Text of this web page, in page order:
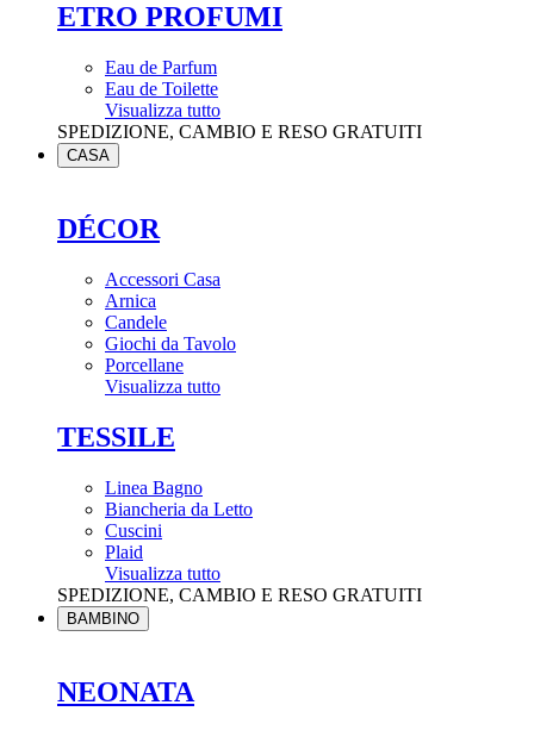
ETRO PROFUMI
Eau de Parfum
Eau de Toilette
Visualizza tutto
SPEDIZIONE, CAMBIO E RESO GRATUITI
CASA
DÉCOR
Accessori Casa
Arnica
Candele
Giochi da Tavolo
Porcellane
Visualizza tutto
TESSILE
Linea Bagno
Biancheria da Letto
Cuscini
Plaid
Visualizza tutto
SPEDIZIONE, CAMBIO E RESO GRATUITI
BAMBINO
NEONATA